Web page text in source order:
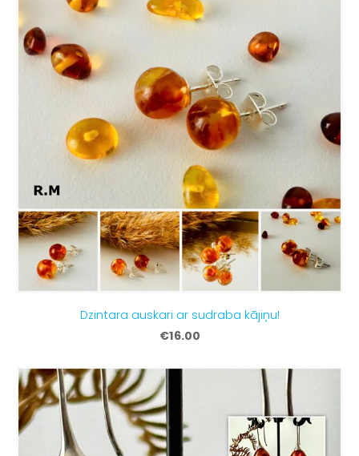
Dzintara auskari ar sudraba kājiņu!
€16.00